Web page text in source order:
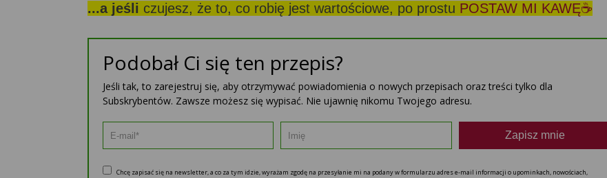
...a jeśli czujesz, że to, co robię jest wartościowe, po prostu POSTAW MI KAWĘ☕
Podobał Ci się ten przepis?
Jeśli tak, to zarejestruj się, aby otrzymywać powiadomienia o nowych przepisach oraz treści tylko dla
Subskrybentów. Zawsze możesz się wypisać. Nie ujawnię nikomu Twojego adresu.
Zapisz mnie
Chcę zapisać się na newsletter, a co za tym idzie, wyrażam zgodę na przesyłanie mi na podany w formularzu adres e-mail informacji o upominkach, nowościach,